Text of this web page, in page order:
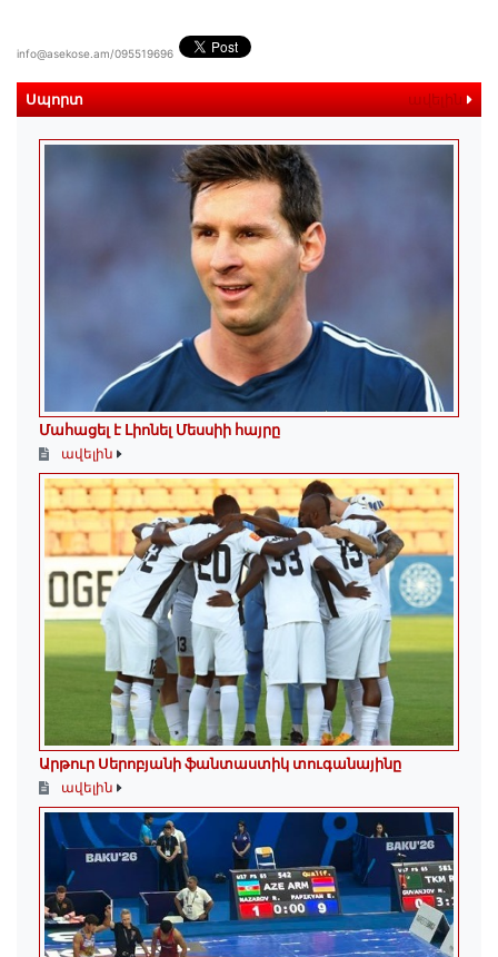
info@asekose.am/095519696
Սպորտ ավելին
Մահացել է Լիոնել Մեսսիի հայրը
ավելին
Արթուր Սերոբյանի ֆանտաստիկ տուգանայինը
ավելին